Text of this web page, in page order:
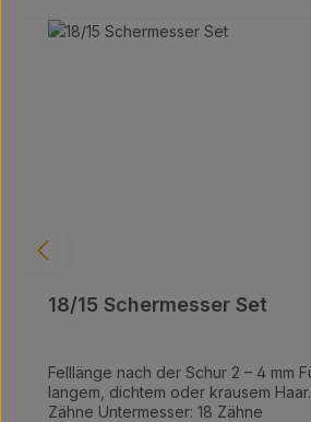
18/15 Schermesser Set
Felllänge nach der Schur 2 – 4 mm Für Viehrassen mit
langem, dichtem oder krausem Haar. Obermesser: 15
Zähne Untermesser: 18 Zähne